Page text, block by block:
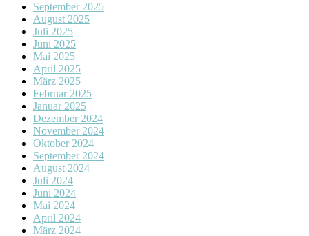
September 2025
August 2025
Juli 2025
Juni 2025
Mai 2025
April 2025
März 2025
Februar 2025
Januar 2025
Dezember 2024
November 2024
Oktober 2024
September 2024
August 2024
Juli 2024
Juni 2024
Mai 2024
April 2024
März 2024